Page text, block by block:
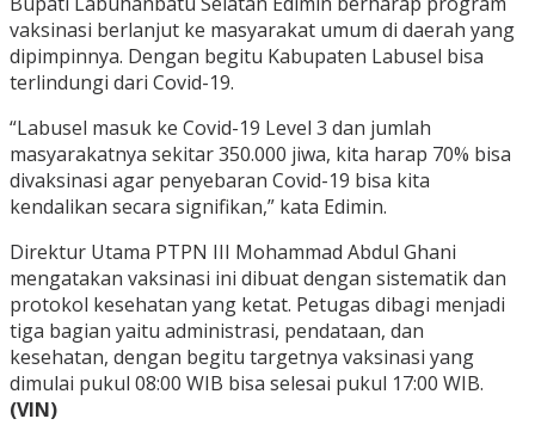
vaksinasi berlanjut ke masyarakat umum di daerah yang
dipimpinnya. Dengan begitu Kabupaten Labusel bisa
terlindungi dari Covid-19.
“Labusel masuk ke Covid-19 Level 3 dan jumlah
masyarakatnya sekitar 350.000 jiwa, kita harap 70% bisa
divaksinasi agar penyebaran Covid-19 bisa kita
kendalikan secara signifikan,” kata Edimin.
Direktur Utama PTPN III Mohammad Abdul Ghani
mengatakan vaksinasi ini dibuat dengan sistematik dan
protokol kesehatan yang ketat. Petugas dibagi menjadi
tiga bagian yaitu administrasi, pendataan, dan
kesehatan, dengan begitu targetnya vaksinasi yang
dimulai pukul 08:00 WIB bisa selesai pukul 17:00 WIB.
(VIN)